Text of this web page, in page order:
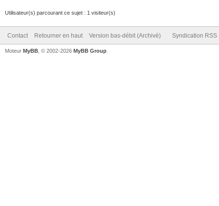
Utilisateur(s) parcourant ce sujet : 1 visiteur(s)
Contact Retourner en haut Version bas-débit (Archivé) Syndication RSS
Moteur MyBB , © 2002-2026 MyBB Group